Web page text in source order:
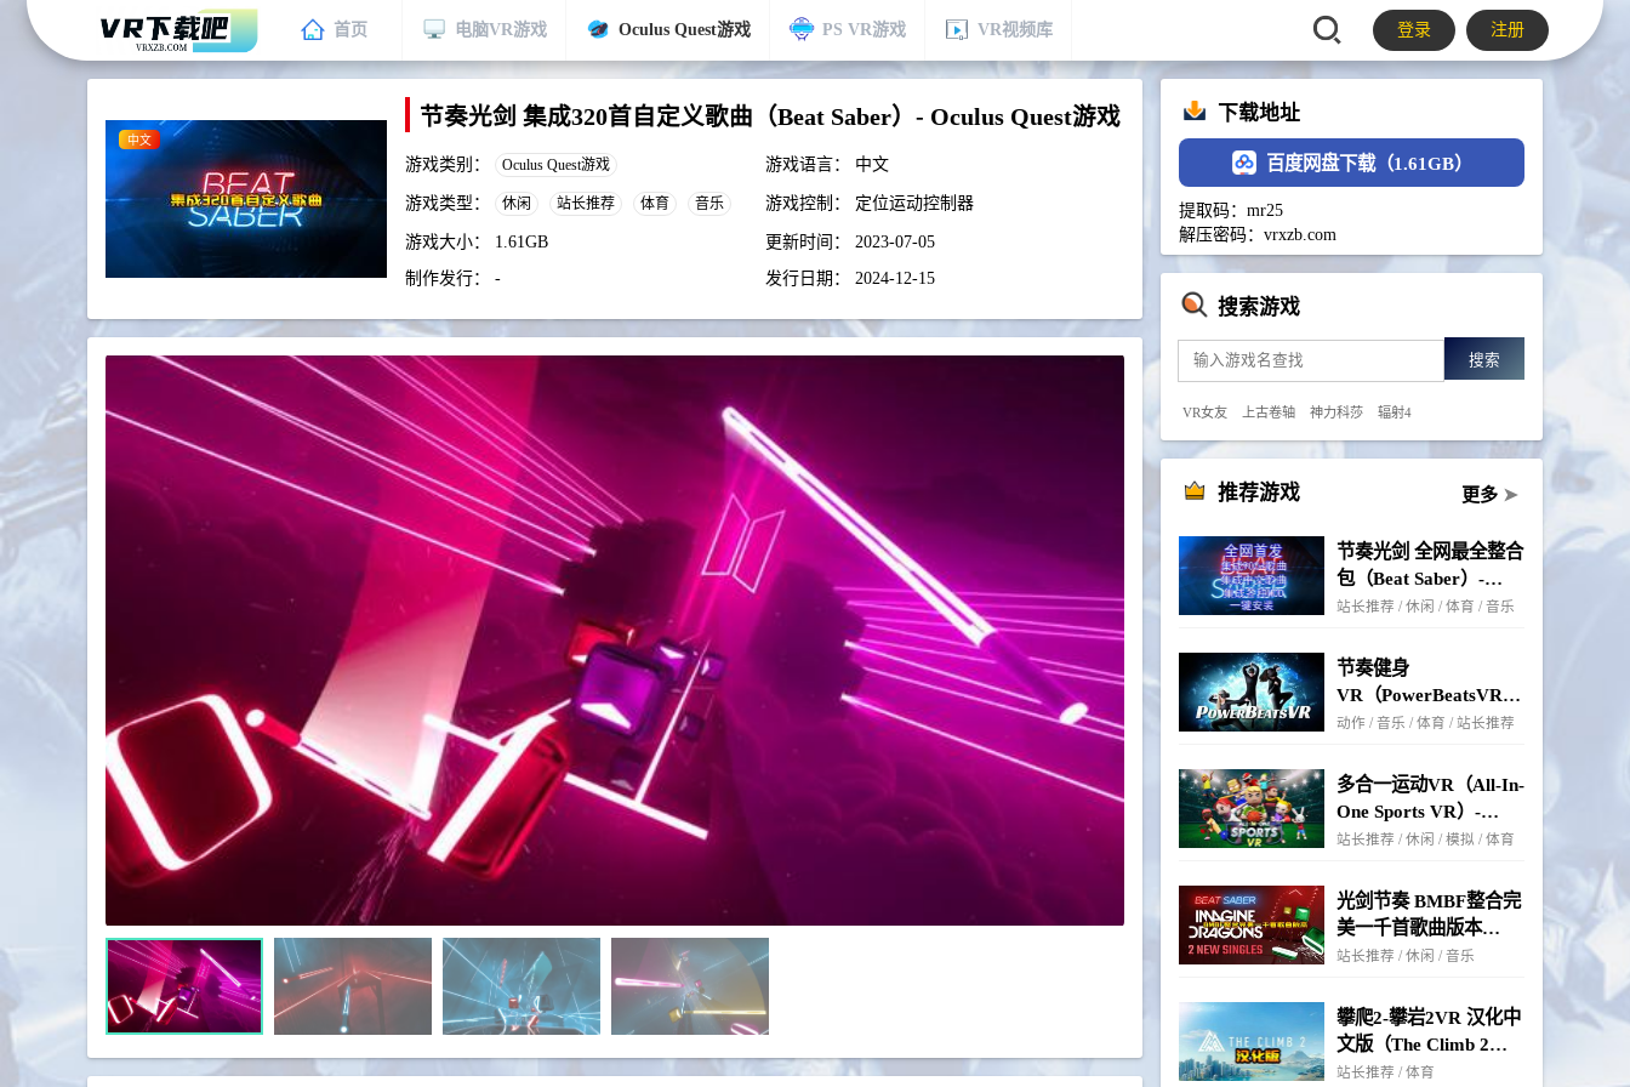
首页 电脑VR游戏 Oculus Quest游戏 PS VR游戏 VR视频库 登录 注册
中文
节奏光剑 集成320首自定义歌曲（Beat Saber）- Oculus Quest游戏
游戏类别： Oculus Quest游戏 游戏语言： 中文
游戏类型： 休闲 站长推荐 体育 音乐 游戏控制： 定位运动控制器
游戏大小： 1.61GB 更新时间：
2023-07-05
制作发行：
- 发行日期： 2024-12-15
下载地址
百度网盘下载（1.61GB）
提取码：mr25
解压密码：vrxzb.com
搜索游戏
搜索
VR女友 上古卷轴 神力科莎 辐射4
推荐游戏 更多 ➤
节奏光剑 全网最全整合
包（Beat Saber）-
Oculus Quest游戏
站长推荐 / 休闲 / 体育 / 音乐
节奏健身
VR（PowerBeatsVR）-
Oculus Quest游戏
动作 / 音乐 / 体育 / 站长推荐
多合一运动VR（All-In-
One Sports VR）-
Oculus Quest游戏
站长推荐 / 休闲 / 模拟 / 体育
光剑节奏 BMBF整合完
美一千首歌曲版本
（Beat Saber）- Meta
站长推荐 / 休闲 / 音乐
攀爬2-攀岩2VR 汉化中
文版（The Climb 2）-
Oculus Quest游戏
站长推荐 / 体育